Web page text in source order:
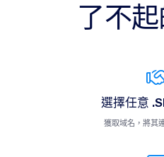
了不
選擇任意
獲取域名，將其